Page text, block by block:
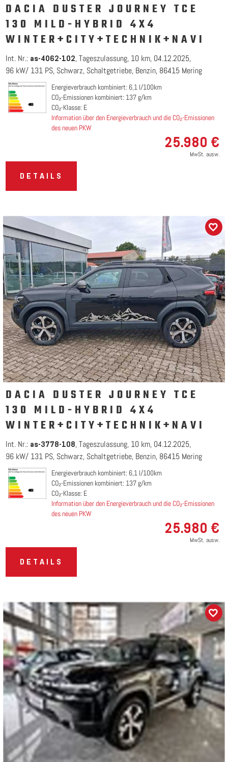
DACIA DUSTER JOURNEY TCE
130 MILD-HYBRID 4X4
WINTER+CITY+TECHNIK+NAVI
Int. Nr.: as-4062-102 Tageszulassung 10 km 04.12.2025
96 kW/ 131 PS Schwarz Schaltgetriebe Benzin 86415 Mering
Energieverbrauch kombiniert: 6,1 l/100km
CO₂-Emissionen kombiniert: 137 g/km
CO₂-Klasse: E
Information über den Energieverbrauch und die CO₂-Emissionen
des neuen PKW
25.980 €
MwSt. ausw.
DETAILS
DACIA DUSTER JOURNEY TCE
130 MILD-HYBRID 4X4
WINTER+CITY+TECHNIK+NAVI
Int. Nr.: as-3778-108 Tageszulassung 10 km 04.12.2025
96 kW/ 131 PS Schwarz Schaltgetriebe Benzin 86415 Mering
Energieverbrauch kombiniert: 6,1 l/100km
CO₂-Emissionen kombiniert: 137 g/km
CO₂-Klasse: E
Information über den Energieverbrauch und die CO₂-Emissionen
des neuen PKW
25.980 €
MwSt. ausw.
DETAILS